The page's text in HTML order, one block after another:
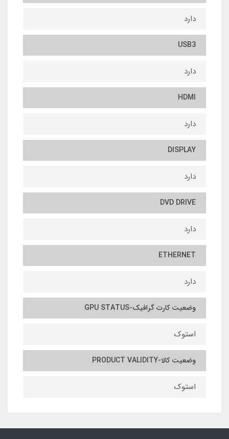
دارد
USB3
دارد
HDMI
دارد
DISPLAY
دارد
DVD DRIVE
دارد
ETHERNET
دارد
وضعیت کارت گرافیک-GPU STATUS
استوک
وضعیت کالا-PRODUCT VALIDITY
استوک